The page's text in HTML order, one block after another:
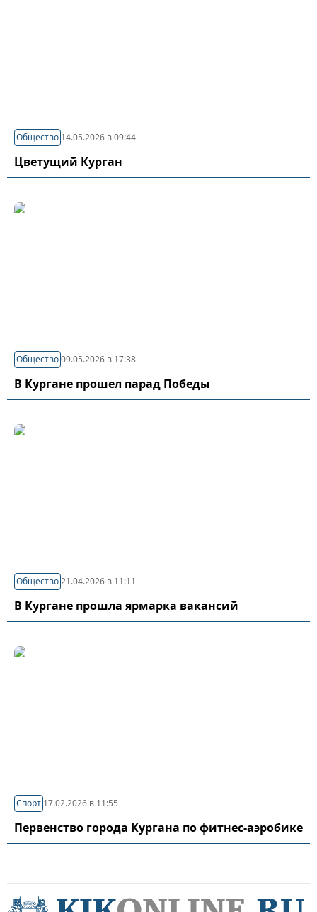
Общество 14.05.2026 в 09:44
Цветущий Курган
Общество09.05.2026 в 17:38
В Кургане прошел парад Победы
Общество21.04.2026 в 11:11
В Кургане прошла ярмарка вакансий
Спорт 17.02.2026 в 11:55
Первенство города Кургана по фитнес-аэробике